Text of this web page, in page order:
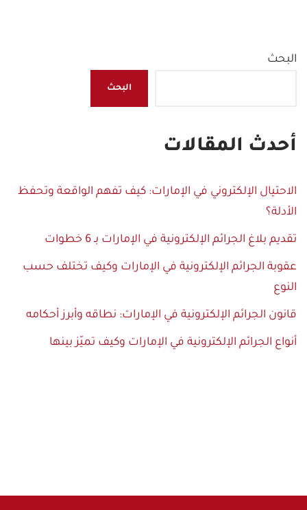
البحث
البحث
أحدث المقالات
الاحتيال الإلكتروني في الإمارات: كيف تفهم الواقعة وتحفظ
الأدلة؟
تقديم بلاغ الجرائم الإلكترونية في الإمارات بـ 6 خطوات
عقوبة الجرائم الإلكترونية في الإمارات وكيف تختلف حسب
النوع
قانون الجرائم الإلكترونية في الإمارات: نطاقه وأبرز أحكامه
أنواع الجرائم الإلكترونية في الإمارات وكيف تميّز بينها